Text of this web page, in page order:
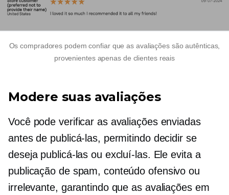
Os compradores podem confiar que as avaliações são autênticas,
provenientes apenas de clientes reais
Modere suas avaliações
Você pode verificar as avaliações enviadas
antes de publicá-las, permitindo decidir se
deseja publicá-las ou excluí-las. Ele evita a
publicação de spam, conteúdo ofensivo ou
irrelevante, garantindo que as avaliações em